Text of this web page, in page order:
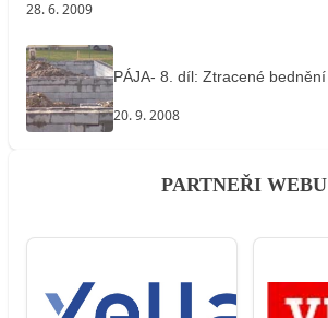
28. 6. 2009
PÁJA- 8. díl: Ztracené bednění
20. 9. 2008
PARTNEŘI WEBU